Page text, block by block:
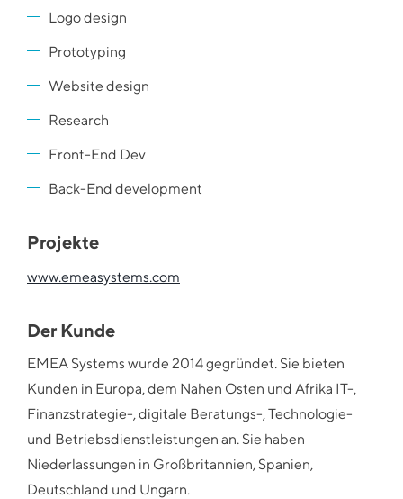
Logo design
Prototyping
Website design
Research
Front-End Dev
Back-End development
Projekte
www.emeasystems.com
Der Kunde
EMEA Systems wurde 2014 gegründet. Sie bieten
Kunden in Europa, dem Nahen Osten und Afrika IT-,
Finanzstrategie-, digitale Beratungs-, Technologie-
und Betriebsdienstleistungen an. Sie haben
Niederlassungen in Großbritannien, Spanien,
Deutschland und Ungarn.